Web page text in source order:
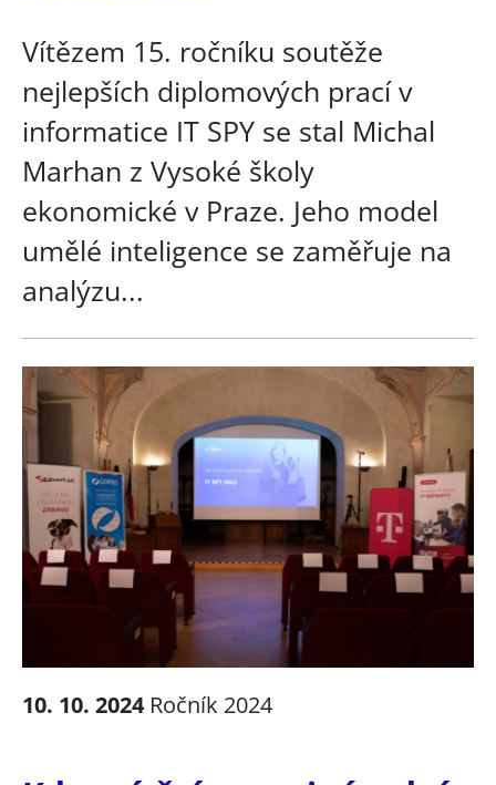
Vítězem 15. ročníku soutěže
nejlepších diplomových prací v
informatice IT SPY se stal Michal
Marhan z Vysoké školy
ekonomické v Praze. Jeho model
umělé inteligence se zaměřuje na
analýzu...
10. 10. 2024 Ročník 2024